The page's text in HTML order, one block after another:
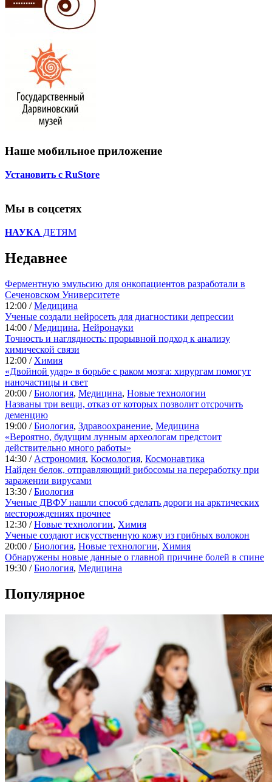
Наше мобильное приложение
Установить с RuStore
Мы в соцсетях
НАУКА ДЕТЯМ
Недавнее
Ферментную эмульсию для онкопациентов разработали в
Сеченовском Университете
12:00 /Медицина
Ученые создали нейросеть для диагностики депрессии
14:00 /Медицина, Нейронауки
Точность и наглядность: прорывной подход к анализу
химической связи
12:00 / Химия
«Двойной удар» в борьбе с раком мозга: хирургам помогут
наночастицы и свет
20:00 /Биология, Медицина, Новые технологии
Названы три вещи, отказ от которых позволит отсрочить
деменцию
19:00 /Биология, Здравоохранение, Медицина
«Вероятно, будущим лунным археологам предстоит
действительно много работы»
14:30 / Астрономия, Космология, Космонавтика
Найден белок, отправляющий рибосомы на переработку при
заражении вирусами
13:30 /Биология
Ученые ДВФУ нашли способ сделать дороги на арктических
месторождениях прочнее
12:30 /Новые технологии, Химия
Ученые создают искусственную кожу из грибных волокон
20:00 /Биология, Новые технологии, Химия
Обнаружены новые данные о главной причине болей в спине
19:30 /Биология, Медицина
Популярное